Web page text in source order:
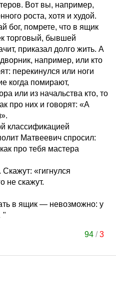
Вот вы, например,
роста, хотя и худой.
бог, помрете, что в ящик
торговый, бывшей
приказал долго жить. А
например, или кто
перекинулся или ноги
когда помирают,
или из начальства кто, то
про них и говорят: «А
классификацией
Матвеевич спросил:
про тебя мастера
«гигнулся
не скажут.
в ящик — невозможно: у
"
94 /3